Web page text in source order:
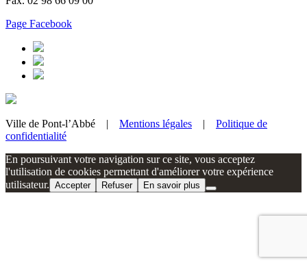
Page Facebook
Ville de Pont-l’Abbé | Mentions légales | Politique de
confidentialité
En poursuivant votre navigation sur ce site, vous acceptez
l'utilisation de cookies permettant d'améliorer votre expérience
utilisateur. Accepter Refuser En savoir plus